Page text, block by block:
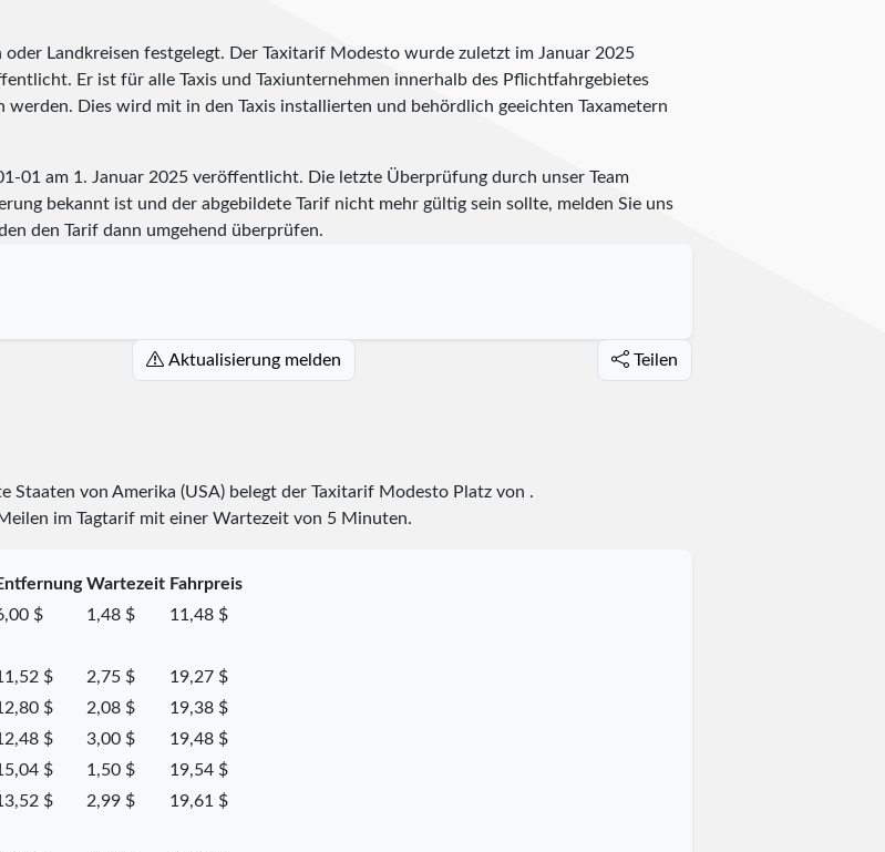
Landkreisen festgelegt. Der Taxitarif Modesto wurde zuletzt im Januar 2025
Er ist für alle Taxis und Taxiunternehmen innerhalb des Pflichtfahrgebietes
Dies wird mit in den Taxis installierten und behördlich geeichten Taxametern
01 am 1. Januar 2025 veröffentlicht. Die letzte Überprüfung durch unser Team
bekannt ist und der abgebildete Tarif nicht mehr gültig sein sollte, melden Sie uns
den Tarif dann umgehend überprüfen.
Aktualisierung melden Teilen
Staaten von Amerika (USA) belegt der Taxitarif Modesto Platz von .
im Tagtarif mit einer Wartezeit von 5 Minuten.
Wartezeit Fahrpreis
$ 1,48 $
11,48 $
$ 2,75 $
19,27 $
$ 2,08 $
19,38 $
$ 3,00 $
19,48 $
$ 1,50 $
19,54 $
$ 2,99 $
19,61 $